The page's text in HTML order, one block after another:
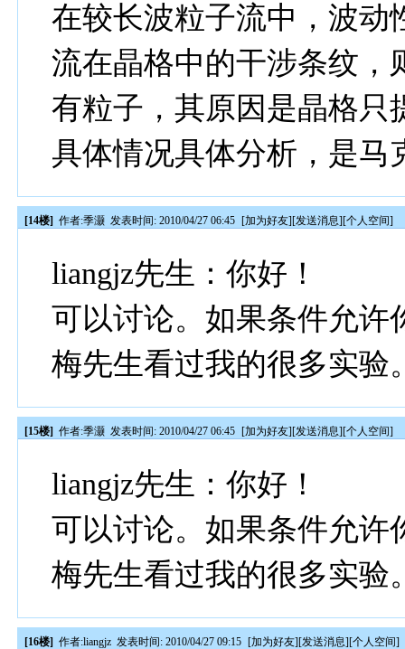
在较长波粒子流中，波动
流在晶格中的干涉条纹，
有粒子，其原因是晶格只
具体情况具体分析，是马
[14楼] 作者:季灏 发表时间: 2010/04/27 06:45 [加为好友][发送消息][个人空间]
liangjz先生：你好！
可以讨论。如果条件允许
梅先生看过我的很多实验
[15楼] 作者:季灏 发表时间: 2010/04/27 06:45 [加为好友][发送消息][个人空间]
liangjz先生：你好！
可以讨论。如果条件允许
梅先生看过我的很多实验
[16楼] 作者:liangjz 发表时间: 2010/04/27 09:15 [加为好友][发送消息][个人空间]